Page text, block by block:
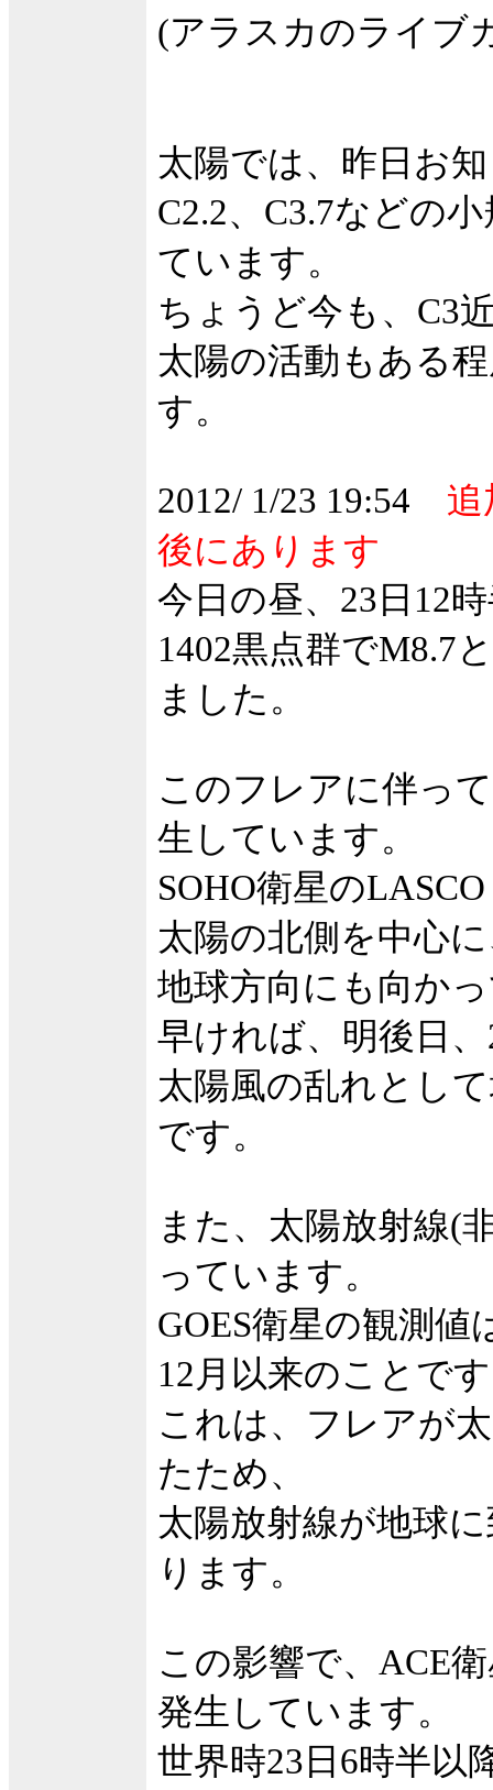
(アラスカのライブ
太陽では、昨日お
C2.2、C3.7などの
ています。
ちょうど今も、C3
太陽の活動もある
す。
2012/ 1/23 19:54 追
後にあります
今日の昼、23日12
1402黒点群でM8.7
ました。
このフレアに伴っ
生しています。
SOHO衛星の
太陽の北側を中心
地球方向にも向か
早ければ、明後日
太陽風の乱れとし
です。
また、太陽放射線(
っています。
GOES衛星の観測値
12月以来のことで
これは、フレアが
たため、
太陽放射線が地球
ります。
この影響で、ACE
発生しています。
世界時23日6時半以